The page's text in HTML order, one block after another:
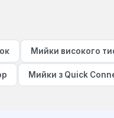
Мийки високого
Мийки з Quick